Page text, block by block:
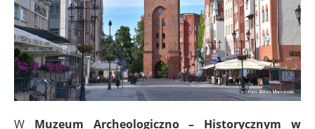
W Muzeum Archeologiczno – Historycznym
w